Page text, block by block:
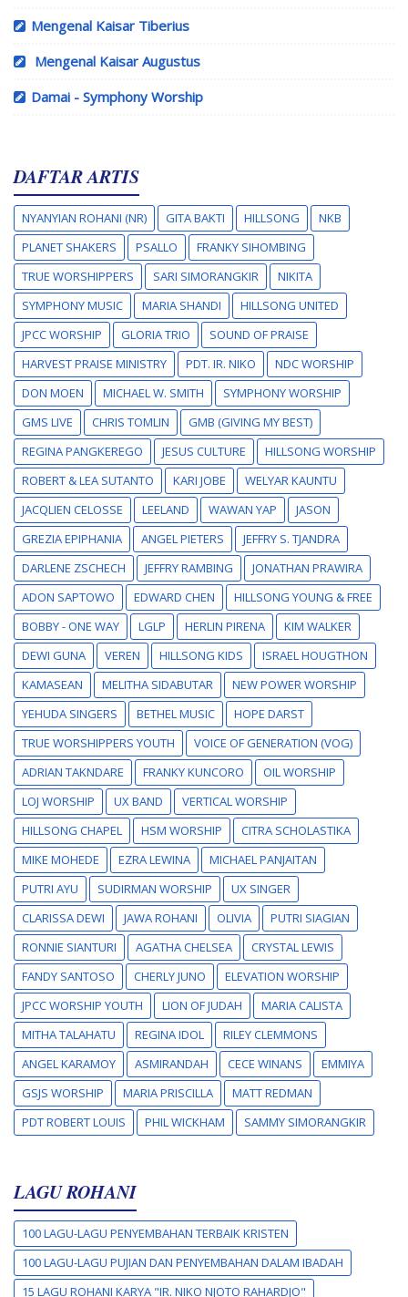
Mengenal Kaisar Tiberius
Mengenal Kaisar Augustus
Damai - Symphony Worship
DAFTAR ARTIS
NYANYIAN ROHANI (NR) GITA BAKTI HILLSONG
NKB
PLANET SHAKERS
PSALLO
FRANKY SIHOMBING
TRUE WORSHIPPERS
SARI SIMORANGKIR
NIKITA
SYMPHONY MUSIC
MARIA SHANDI
HILLSONG UNITED
JPCC WORSHIP
GLORIA TRIO
SOUND OF PRAISE
HARVEST PRAISE MINISTRY
PDT. IR. NIKO
NDC WORSHIP
DON MOEN
MICHAEL W. SMITH
SYMPHONY WORSHIP
GMS LIVE
CHRIS TOMLIN
GMB (GIVING MY BEST)
REGINA PANGKEREGO
JESUS CULTURE
HILLSONG WORSHIP
ROBERT & LEA SUTANTO
KARI JOBE
WELYAR KAUNTU
JACQLIEN CELOSSE
LEELAND WAWAN YAP
JASON
GREZIA EPIPHANIA
ANGEL PIETERS
JEFFRY S. TJANDRA
DARLENE ZSCHECH
JEFFRY RAMBING
JONATHAN PRAWIRA
ADON SAPTOWO
EDWARD CHEN
HILLSONG YOUNG & FREE
BOBBY - ONE WAY
LGLP HERLIN PIRENA
KIM WALKER
DEWI GUNA
VEREN HILLSONG KIDS
ISRAEL HOUGTHON
KAMASEAN
MELITHA SIDABUTAR
NEW POWER WORSHIP
YEHUDA SINGERS
BETHEL MUSIC
HOPE DARST
TRUE WORSHIPPERS YOUTH
VOICE OF GENERATION (VOG)
ADRIAN TAKNDARE
FRANKY KUNCORO
OIL WORSHIP
LOJ WORSHIP
UX BAND
VERTICAL WORSHIP
HILLSONG CHAPEL
HSM WORSHIP
CITRA SCHOLASTIKA
MIKE MOHEDE
EZRA LEWINA
MICHAEL PANJAITAN
PUTRI AYU
SUDIRMAN WORSHIP
UX SINGER
CLARISSA DEWI
JAWA ROHANI OLIVIA
PUTRI SIAGIAN
RONNIE SIANTURI
AGATHA CHELSEA
CRYSTAL LEWIS
FANDY SANTOSO
CHERLY JUNO
ELEVATION WORSHIP
JPCC WORSHIP YOUTH
LION OF JUDAH
MARIA CALISTA
MITHA TALAHATU
REGINA IDOL
RILEY CLEMMONS
ANGEL KARAMOY
ASMIRANDAH CECE WINANS
EMMIYA
GSJS WORSHIP
MARIA PRISCILLA
MATT REDMAN
PDT ROBERT LOUIS
PHIL WICKHAM SAMMY SIMORANGKIR
LAGU ROHANI
100 LAGU-LAGU PENYEMBAHAN TERBAIK KRISTEN
100 LAGU-LAGU PUJIAN DAN PENYEMBAHAN DALAM IBADAH
15 LAGU ROHANI KARYA "IR. NIKO NJOTO RAHARDJO"